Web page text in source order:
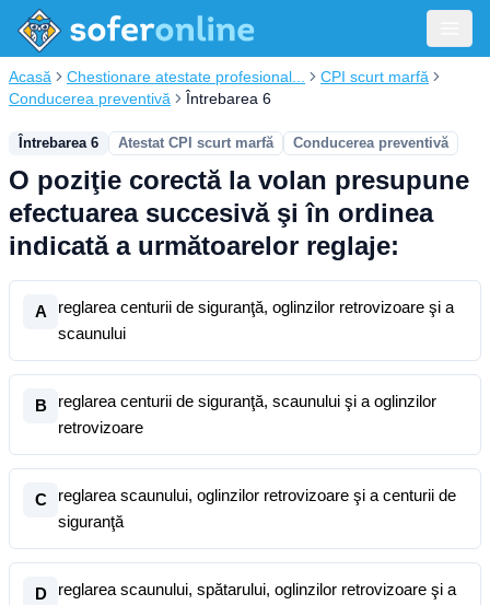
Acasă Chestionare atestate profesional...
CPI scurt marfă
Conducerea preventivă
Întrebarea 6
Întrebarea 6 Atestat CPI scurt marfă Conducerea preventivă
O poziţie corectă la volan presupune
efectuarea succesivă şi în ordinea
indicată a următoarelor reglaje:
A
reglarea centurii de siguranţă, oglinzilor retrovizoare şi a
scaunului
B
reglarea centurii de siguranţă, scaunului şi a oglinzilor
retrovizoare
C
reglarea scaunului, oglinzilor retrovizoare şi a centurii de
siguranţă
D
reglarea scaunului, spătarului, oglinzilor retrovizoare şi a